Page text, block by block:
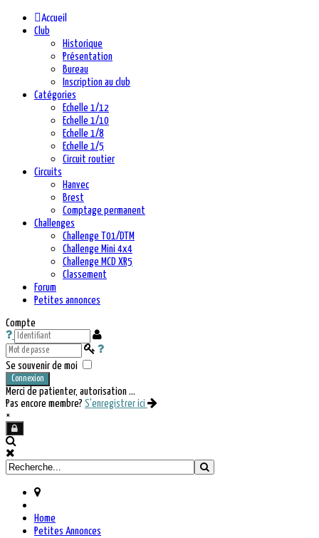
Accueil
Club
Historique
Présentation
Bureau
Inscription au club
Catégories
Echelle 1/12
Echelle 1/10
Echelle 1/8
Echelle 1/5
Circuit routier
Circuits
Hanvec
Brest
Comptage permanent
Challenges
Challenge T01/DTM
Challenge Mini 4x4
Challenge MCD XR5
Classement
Forum
Petites annonces
Compte
Se souvenir de moi
Connexion
Merci de patienter, autorisation ...
Pas encore membre? S'enregistrer ici
×
Home
Petites Annonces